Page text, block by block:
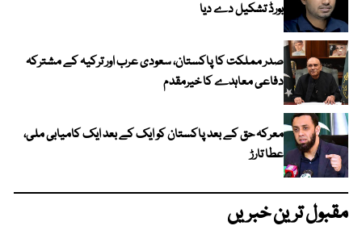
بورڈ تشکیل دے دیا
صدر مملکت کا پاکستان، سعودی عرب اور ترکیہ کے مشترکہ
دفاعی معاہدے کا خیرمقدم
معرکہ حق کے بعد پاکستان کو ایک کے بعد ایک کامیابی ملی،
عطا تارڑ
مقبول ترین خبریں